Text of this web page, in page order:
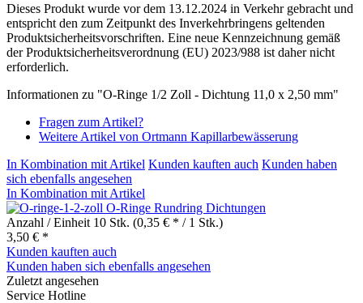
Dieses Produkt wurde vor dem 13.12.2024 in Verkehr gebracht und
entspricht den zum Zeitpunkt des Inverkehrbringens geltenden
Produktsicherheitsvorschriften. Eine neue Kennzeichnung gemäß
der Produktsicherheitsverordnung (EU) 2023/988 ist daher nicht
erforderlich.
Informationen zu "O-Ringe 1/2 Zoll - Dichtung 11,0 x 2,50 mm"
Fragen zum Artikel?
Weitere Artikel von Ortmann Kapillarbewässerung
In Kombination mit Artikel Kunden kauften auch Kunden haben
sich ebenfalls angesehen
In Kombination mit Artikel
O-Ringe Rundring Dichtungen
Anzahl / Einheit 10 Stk. (0,35 € * / 1 Stk.)
3,50 € *
Kunden kauften auch
Kunden haben sich ebenfalls angesehen
Zuletzt angesehen
Service Hotline